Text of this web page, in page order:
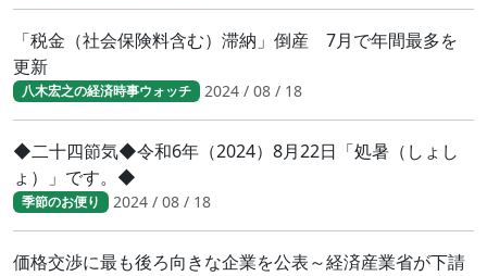
「税金（社会保険料含む）滞納」倒産 7月で年間最多を
更新
八木宏之の経済時事ウォッチ 2024 / 08 / 18
◆二十四節気◆令和6年（2024）8月22日「処暑（しょし
ょ）」です。◆
季節のお便り 2024 / 08 / 18
価格交渉に最も後ろ向きな企業を公表～経済産業省が下請